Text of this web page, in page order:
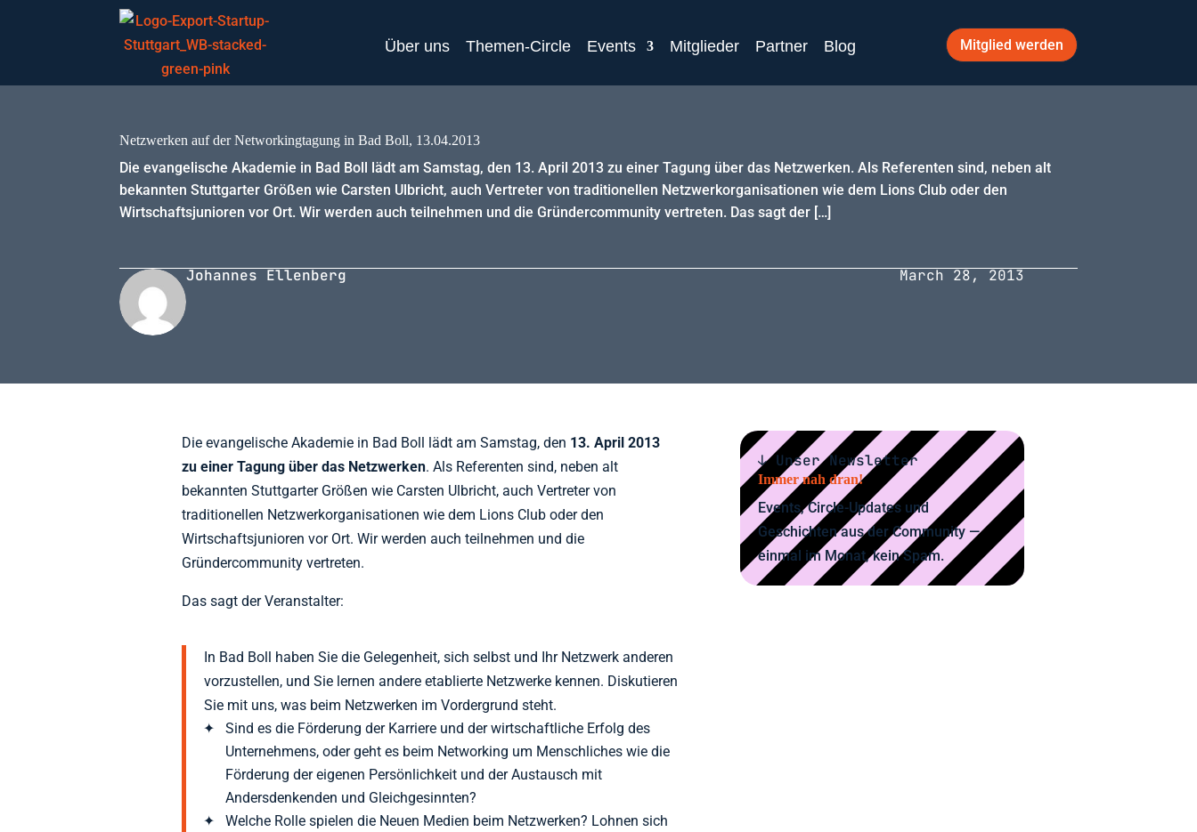
Über uns Themen-Circle Events Mitglieder Partner Blog Mitglied werden
Netzwerken auf der Networkingtagung in Bad Boll, 13.04.2013
Die evangelische Akademie in Bad Boll lädt am Samstag, den 13. April 2013 zu einer Tagung über das Netzwerken. Als Referenten sind, neben alt
bekannten Stuttgarter Größen wie Carsten Ulbricht, auch Vertreter von traditionellen Netzwerkorganisationen wie dem Lions Club oder den
Wirtschaftsjunioren vor Ort. Wir werden auch teilnehmen und die Gründercommunity vertreten. Das sagt der […]
Johannes Ellenberg March 28, 2013
Die evangelische Akademie in Bad Boll lädt am Samstag, den 13. April 2013
zu einer Tagung über das Netzwerken. Als Referenten sind, neben alt
bekannten Stuttgarter Größen wie Carsten Ulbricht, auch Vertreter von
traditionellen Netzwerkorganisationen wie dem Lions Club oder den
Wirtschaftsjunioren vor Ort. Wir werden auch teilnehmen und die
Gründercommunity vertreten.
Das sagt der Veranstalter:
In Bad Boll haben Sie die Gelegenheit, sich selbst und Ihr Netzwerk anderen
vorzustellen, und Sie lernen andere etablierte Netzwerke kennen. Diskutieren
Sie mit uns, was beim Netzwerken im Vordergrund steht.
Sind es die Förderung der Karriere und der wirtschaftliche Erfolg des
Unternehmens, oder geht es beim Networking um Menschliches wie die
Förderung der eigenen Persönlichkeit und der Austausch mit
Andersdenkenden und Gleichgesinnten?
Welche Rolle spielen die Neuen Medien beim Netzwerken? Lohnen sich
↓ Unser Newsletter
Immer nah dran!
Events, Circle-Updates und
Geschichten aus der Community —
einmal im Monat, kein Spam.